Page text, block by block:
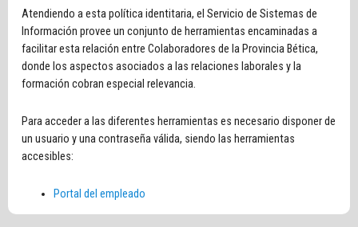
Atendiendo a esta política identitaria, el Servicio de Sistemas de
Información provee un conjunto de herramientas encaminadas a
facilitar esta relación entre Colaboradores de la Provincia Bética,
donde los aspectos asociados a las relaciones laborales y la
formación cobran especial relevancia.
Para acceder a las diferentes herramientas es necesario disponer de
un usuario y una contraseña válida, siendo las herramientas
accesibles:
Portal del empleado